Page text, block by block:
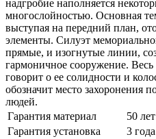
надгробие наполняется
многослойностью. Основная
выступая на передний план,
элементы. Силуэт
прямые, и изогнутые линии,
гармоничное сооружение.
говорит о ее солидности и
обозначит место
людей.
Гарантия материал
50 лет
Гарантия установка
3 года